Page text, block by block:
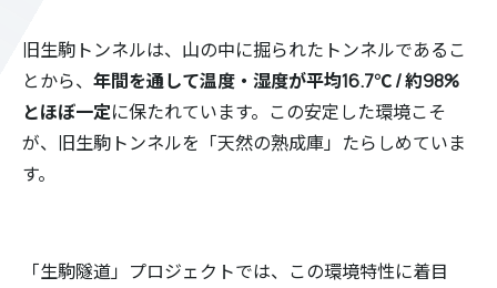
旧生駒トンネルは、山の中に掘られたトンネルであるこ
とから、 年間を通して温度・湿度が平均16.7℃ / 約98%
とほぼ一定に保たれています。この安定した環境こそ
が、旧生駒トンネルを「天然の熟成庫」たらしめていま
す。
「生駒隧道」プロジェクトでは、この環境特性に着目